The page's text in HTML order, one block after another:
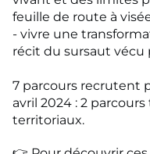
feuille de route à
- vivre une
récit du sursaut vécu
7 parcours recrutent
avril 2024 : 2
territoriaux.